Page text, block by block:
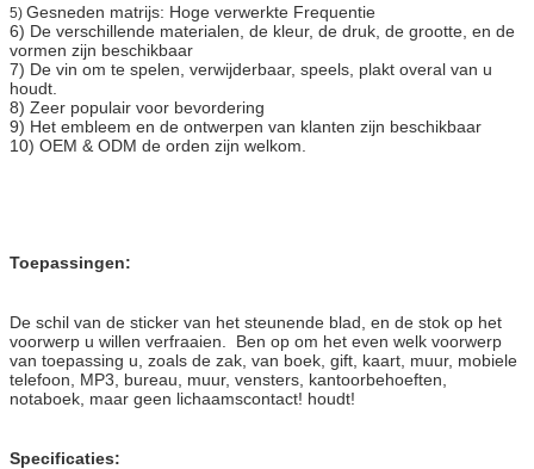
5) Gesneden matrijs: Hoge verwerkte Frequentie
6) De verschillende materialen, de kleur, de druk, de grootte, en de
vormen zijn beschikbaar
7) De vin om te spelen, verwijderbaar, speels, plakt overal van u
houdt.
8) Zeer populair voor bevordering
9) Het embleem en de ontwerpen van klanten zijn beschikbaar
10) OEM & ODM de orden zijn welkom.
Toepassingen:
De schil van de sticker van het steunende blad, en de stok op het
voorwerp u willen verfraaien. Ben op om het even welk voorwerp
van toepassing u, zoals de zak, van boek, gift, kaart, muur, mobiele
telefoon, MP3, bureau, muur, vensters, kantoorbehoeften,
notaboek, maar geen lichaamscontact! houdt!
Specificaties: